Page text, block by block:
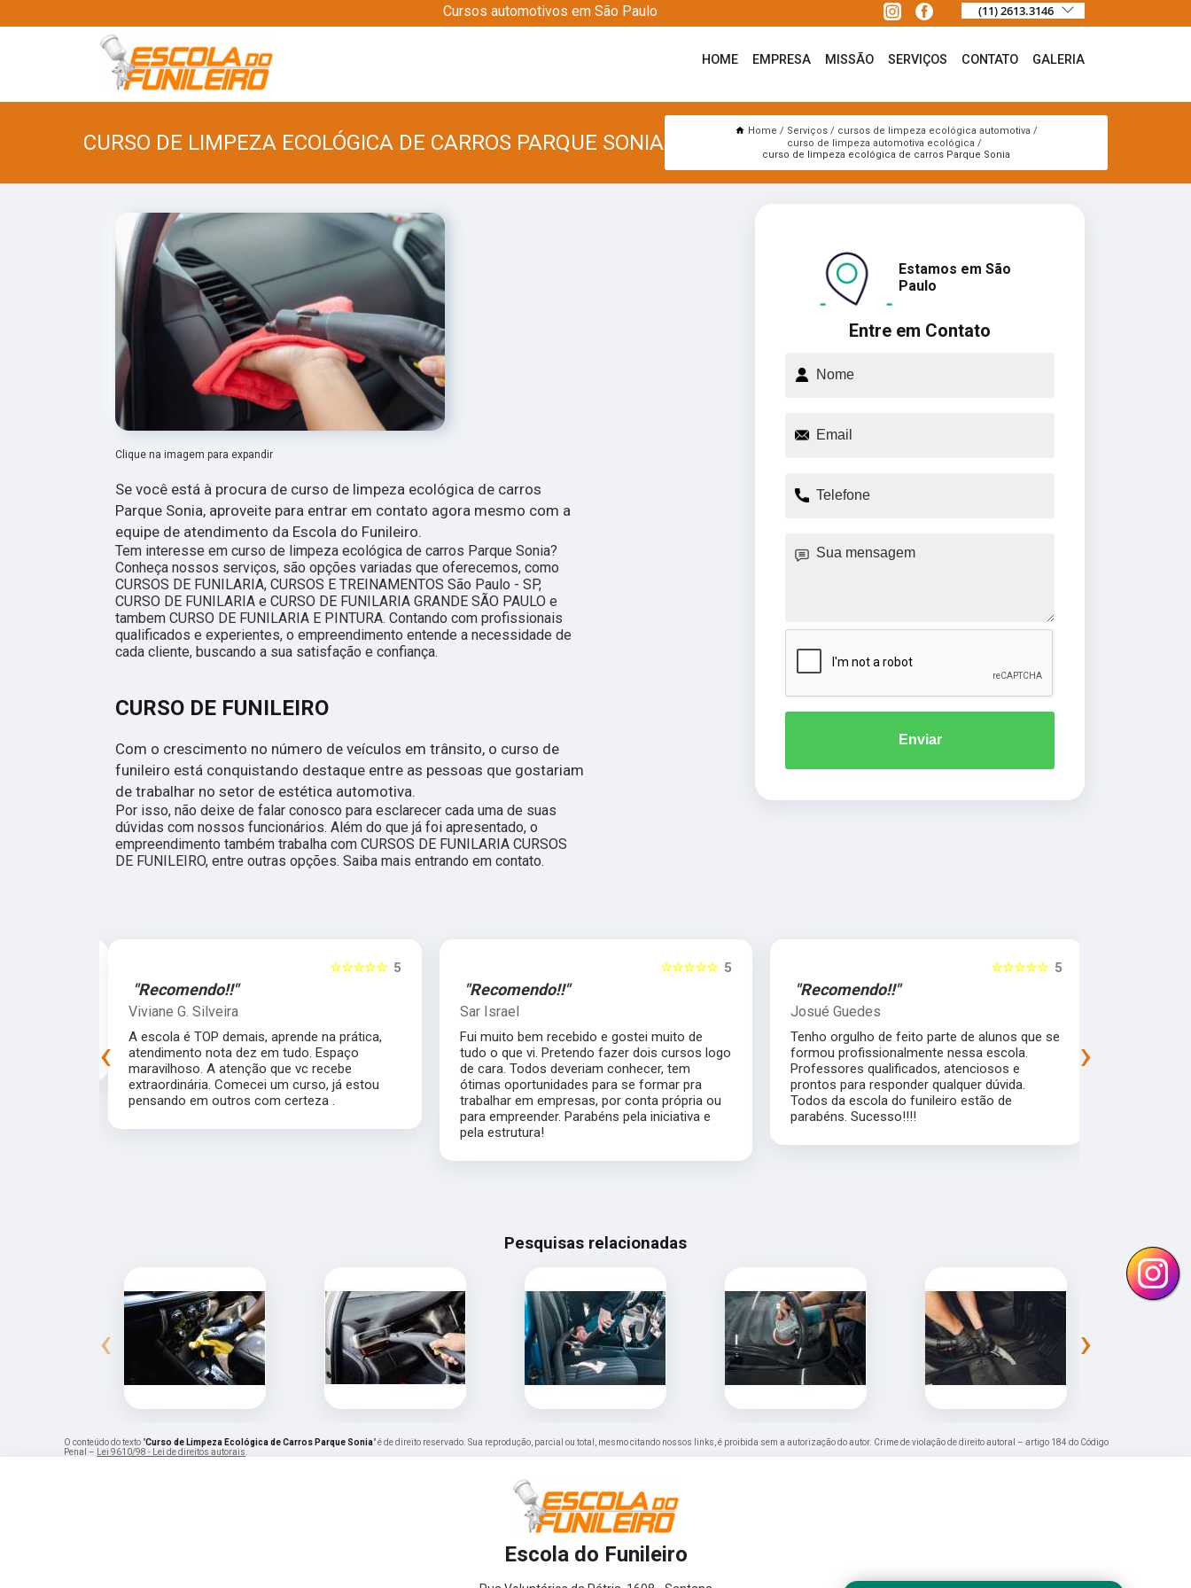
Cursos automotivos em São Paulo (11) 2613.3146
HOME EMPRESA MISSÃO SERVIÇOS CONTATO GALERIA
CURSO DE LIMPEZA ECOLÓGICA DE CARROS PARQUE SONIA Home Serviços
cursos de limpeza ecológica automotiva
curso de limpeza automotiva ecológica
curso de limpeza ecológica de carros Parque Sonia
Clique na imagem para expandir
Se você está à procura de curso de limpeza ecológica de carros
Parque Sonia, aproveite para entrar em contato agora mesmo com a
equipe de atendimento da Escola do Funileiro.
Tem interesse em curso de limpeza ecológica de carros Parque Sonia?
Conheça nossos serviços, são opções variadas que oferecemos, como
CURSOS DE FUNILARIA, CURSOS E TREINAMENTOS São Paulo - SP,
CURSO DE FUNILARIA e CURSO DE FUNILARIA GRANDE SÃO PAULO e
tambem CURSO DE FUNILARIA E PINTURA. Contando com profissionais
qualificados e experientes, o empreendimento entende a necessidade de
cada cliente, buscando a sua satisfação e confiança.
CURSO DE FUNILEIRO
Com o crescimento no número de veículos em trânsito, o curso de
funileiro está conquistando destaque entre as pessoas que gostariam
de trabalhar no setor de estética automotiva.
Por isso, não deixe de falar conosco para esclarecer cada uma de suas
dúvidas com nossos funcionários. Além do que já foi apresentado, o
empreendimento também trabalha com CURSOS DE FUNILARIA CURSOS
DE FUNILEIRO, entre outras opções. Saiba mais entrando em contato.
Entre em Contato
Estamos em São
Paulo
Enviar
5
☆☆☆☆☆
"Recomendo!!"
Viviane G. Silveira
A escola é TOP demais, aprende na prática,
atendimento nota dez em tudo. Espaço
maravilhoso. A atenção que vc recebe
extraordinária. Comecei um curso, já estou
pensando em outros com certeza .
5
☆☆☆☆☆
"Recomendo!!"
Sar Israel
Fui muito bem recebido e gostei muito de
tudo o que vi. Pretendo fazer dois cursos logo
de cara. Todos deveriam conhecer, tem
ótimas oportunidades para se formar pra
trabalhar em empresas, por conta própria ou
para empreender. Parabéns pela iniciativa e
pela estrutura!
5
☆☆☆☆☆
"Recomendo!!"
Josué Guedes
Tenho orgulho de feito parte de alunos que se
formou profissionalmente nessa escola.
Professores qualificados, atenciosos e
prontos para responder qualquer dúvida.
Todos da escola do funileiro estão de
parabéns. Sucesso!!!!
‹ ›
Pesquisas relacionadas
‹ ›
O conteúdo do texto "Curso de Limpeza Ecológica de Carros Parque Sonia" é de direito reservado. Sua reprodução, parcial ou total, mesmo citando nossos links, é proibida sem a autorização do autor. Crime de violação de direito autoral – artigo 184 do Código
Penal – Lei 9610/98 - Lei de direitos autorais.
Escola do Funileiro